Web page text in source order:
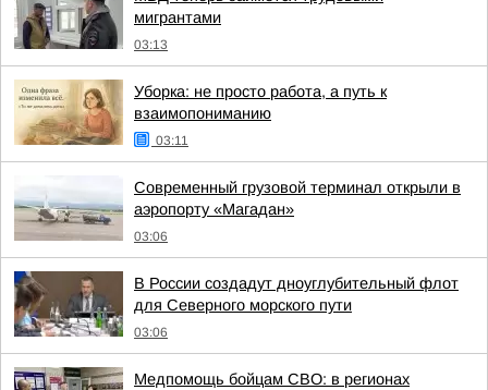
мигрантами
03:13
Уборка: не просто работа, а путь к
взаимопониманию
03:11
Современный грузовой терминал открыли в
аэропорту «Магадан»
03:06
В России создадут дноуглубительный флот
для Северного морского пути
03:06
Медпомощь бойцам СВО: в регионах